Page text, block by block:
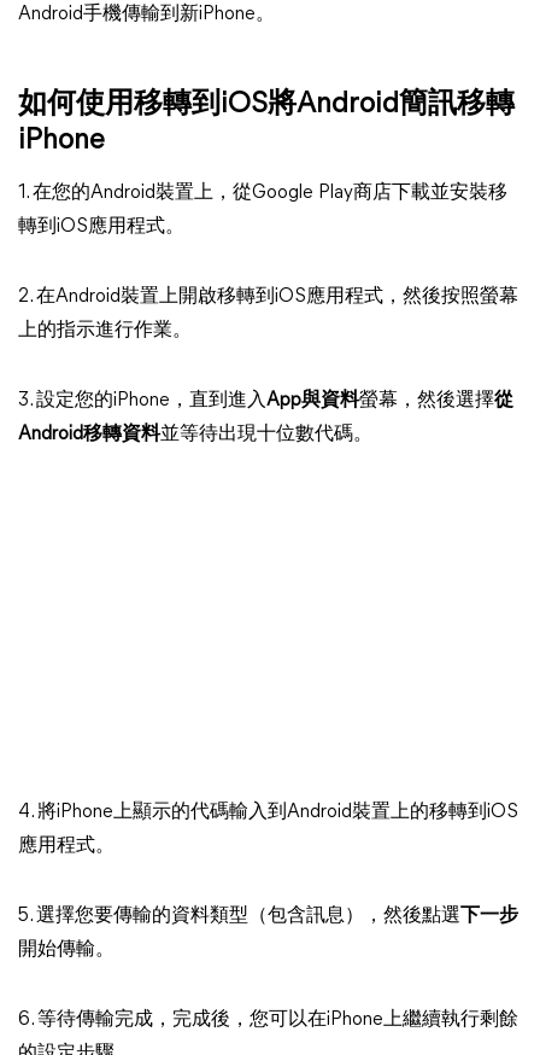
Android手機傳輸到新iPhone。
如何使用移轉到iOS將Android簡訊移轉
iPhone
1. 在您的Android裝置上，從Google Play商店下載並安裝移
轉到iOS應用程式。
2. 在Android裝置上開啟移轉到iOS應用程式，然後按照螢幕
上的指示進行作業。
3. 設定您的iPhone，直到進入App與資料螢幕，然後選擇從
Android移轉資料並等待出現十位數代碼。
4. 將iPhone上顯示的代碼輸入到Android裝置上的移轉到iOS
應用程式。
5. 選擇您要傳輸的資料類型（包含訊息），然後點選 下一步
開始傳輸。
6. 等待傳輸完成，完成後，您可以在iPhone上繼續執行剩餘